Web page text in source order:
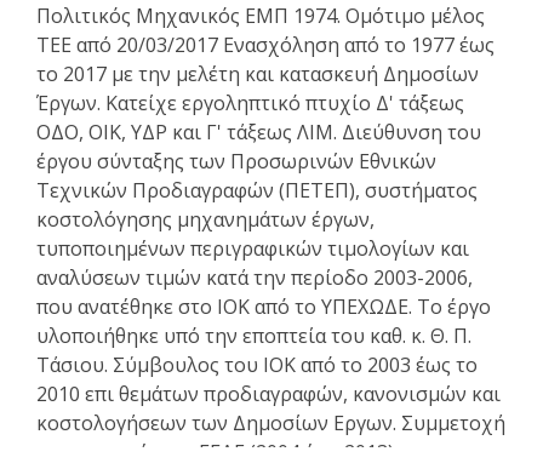
Πολιτικός Μηχανικός ΕΜΠ 1974. Ομότιμο μέλος
ΤΕΕ από 20/03/2017 Ενασχόληση από το 1977 έως
το 2017 με την μελέτη και κατασκευή Δημοσίων
Έργων. Κατείχε εργοληπτικό πτυχίο Δ' τάξεως
ΟΔΟ, ΟΙΚ, ΥΔΡ και Γ' τάξεως ΛΙΜ. Διεύθυνση του
έργου σύνταξης των Προσωρινών Εθνικών
Τεχνικών Προδιαγραφών (ΠΕΤΕΠ), συστήματος
κοστολόγησης μηχανημάτων έργων,
τυποποιημένων περιγραφικών τιμολογίων και
αναλύσεων τιμών κατά την περίοδο 2003-2006,
που ανατέθηκε στο ΙΟΚ από το ΥΠΕΧΩΔΕ. Το έργο
υλοποιήθηκε υπό την εποπτεία του καθ. κ. Θ. Π.
Τάσιου. Σύμβουλος του ΙΟΚ από το 2003 έως το
2010 επι θεμάτων προδιαγραφών, κανονισμών και
κοστολογήσεων των Δημοσίων Εργων. Συμμετοχή
σε επιτροπές της ΓΓΔΕ (2004 έως 2013) για την